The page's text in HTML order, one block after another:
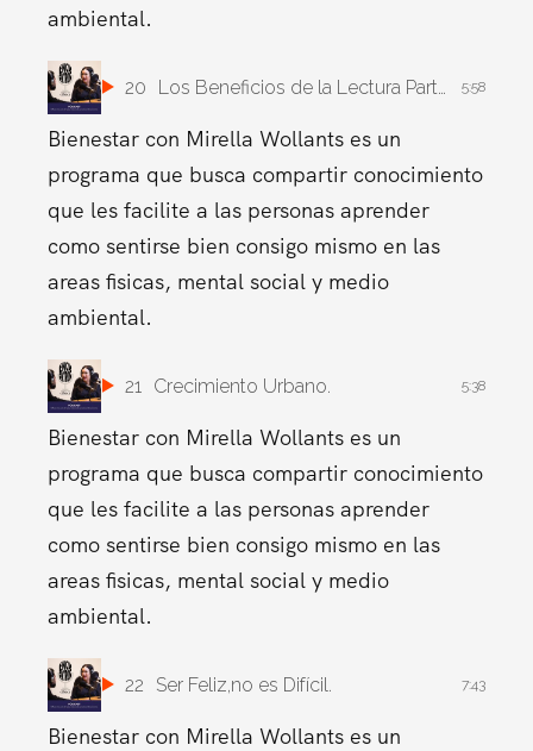
ambiental.
20 5:58
Bienestar con Mirella Wollants es un
programa que busca compartir conocimiento
que les facilite a las personas aprender
como sentirse bien consigo mismo en las
areas fisicas, mental social y medio
ambiental.
21 Crecimiento Urbano. 5:38
Bienestar con Mirella Wollants es un
programa que busca compartir conocimiento
que les facilite a las personas aprender
como sentirse bien consigo mismo en las
areas fisicas, mental social y medio
ambiental.
22 Ser Feliz,no es Difícil. 7:43
Bienestar con Mirella Wollants es un